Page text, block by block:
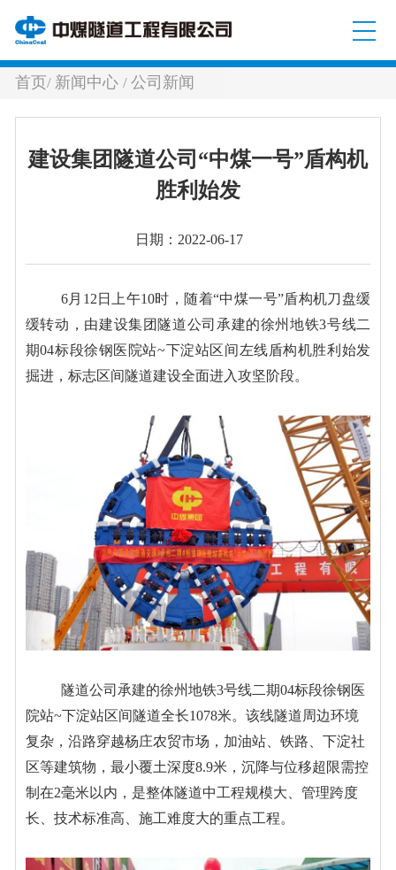
首页/ 新闻中心/公司新闻
建设集团隧道公司“中煤一号”盾构机
胜利始发
日期：2022-06-17
6月 1 2 日 上午10时 ，随着“中煤一号”盾构机刀盘缓
缓转动，由建设集团隧道公司 承建的徐州地铁3号线二
期04标段徐钢医院站~下淀站区间左线盾构机胜利始发
掘进，标志区间隧道建设全面进入攻坚阶段。
隧道公司承建的徐州地铁3号线二期04标段徐钢医
院站~下淀站区间隧道全长1078米。 该线隧道周边环境
复杂，沿路穿越杨庄农贸市场，加油站、铁路、下淀社
区等建筑物，最小覆土深度8.9米，沉降与位移超限需控
制在2毫米以内， 是整体隧道中工程规模大、管理跨度
长、技术标准高、施工难度大的重点工程。